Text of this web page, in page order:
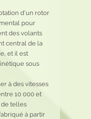
d'un rotor
pour
des volants
central de la
et il est
sous
à des vitesses
10 000 et
telles
à partir